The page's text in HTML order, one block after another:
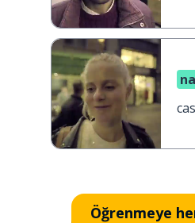
Öğrenmeye